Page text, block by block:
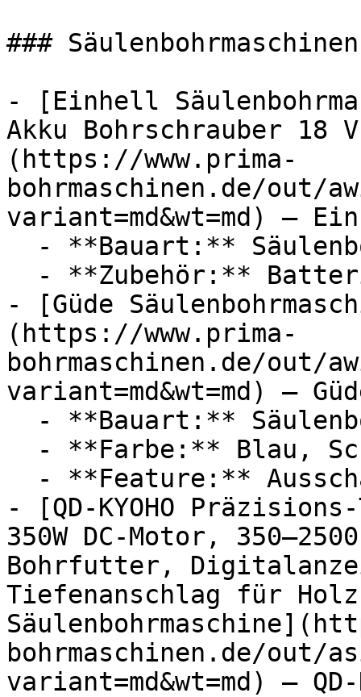
### Säulenbohrmaschinen
- [Einhell
Akku Bohrschrauber 18
(https://www.prima-
bohrmaschinen.de/out/
variant=md&wt=md) —
- [Güde
(https://www.prima-
bohrmaschinen.de/out/
variant=md&wt=md) —
- [QD-KYOHO
350W DC-Motor,
Bohrfutter,
Tiefenanschlag für
bohrmaschinen.de/out/
variant=md&wt=md) — QD-